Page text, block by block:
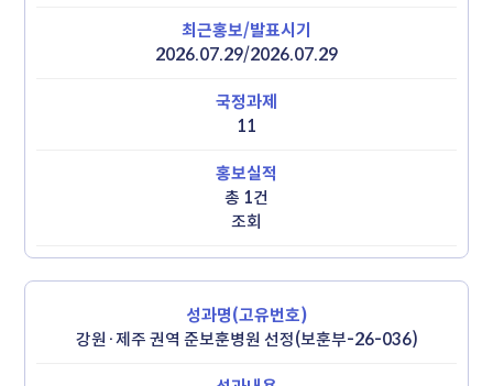
- 2018년부터 이번까지 총 509명에게 장학금 지원
2026.07.29/2026.07.29
11
총 1건
조회
강원·제주 권역 준보훈병원 선정(보훈부-26-036)